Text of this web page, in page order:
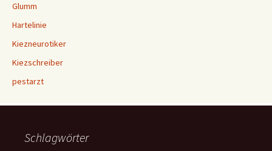
Glumm
Hartelinie
Kiezneurotiker
Kiezschreiber
pestarzt
Schlagwörter